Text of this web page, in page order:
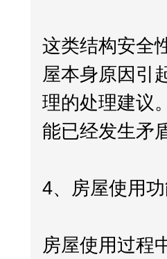
这类结构安全
屋本身原因引
理的处理建议
能已经发生矛
4、房屋使用
房屋使用过程